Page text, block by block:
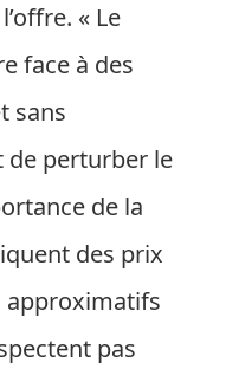
« Le
face à des
sans
de perturber le
de la
des prix
approximatifs
pas